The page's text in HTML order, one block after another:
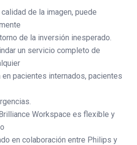
de la imagen, puede
de la inversión inesperado.
un servicio completo de
pacientes internados, pacientes
Workspace es flexible y
en colaboración entre Philips y